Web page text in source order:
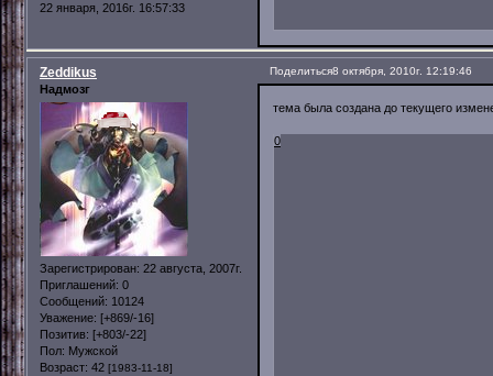
22 января, 2016г. 16:57:33
Поделиться8 октября, 2010г. 12:19:46
Zeddikus
Надмозг
Зарегистрирован: 22 августа, 2007г.
Приглашений: 0
Сообщений: 10124
Уважение: [+869/-16]
Позитив: [+803/-22]
Пол: Мужской
Возраст: 42 [1983-11-18]
тема была создана до текущего
0